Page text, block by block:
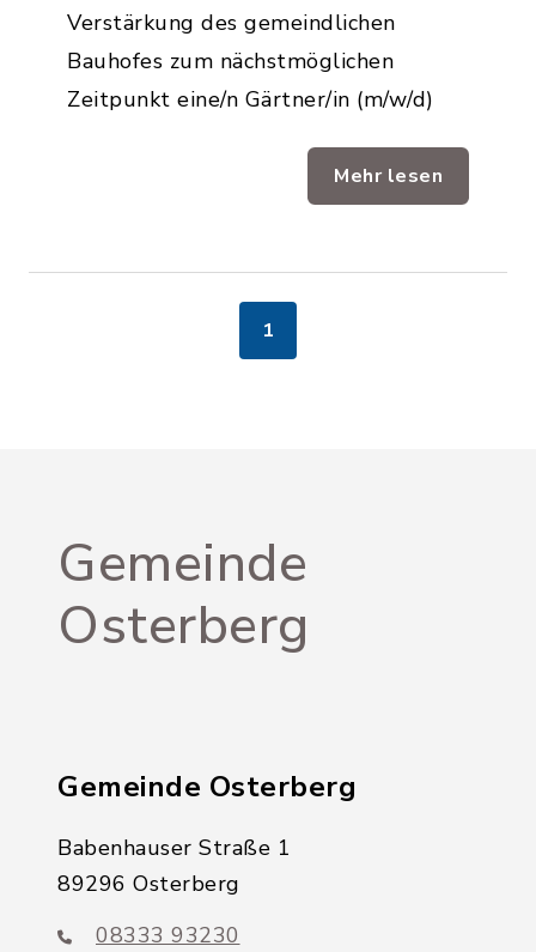
Verstärkung des gemeindlichen
Bauhofes zum nächstmöglichen
Zeitpunkt eine/n Gärtner/in (m/w/d)
Mehr lesen
1
Gemeinde
Osterberg
Gemeinde Osterberg
Babenhauser Straße 1
89296 Osterberg
08333 93230